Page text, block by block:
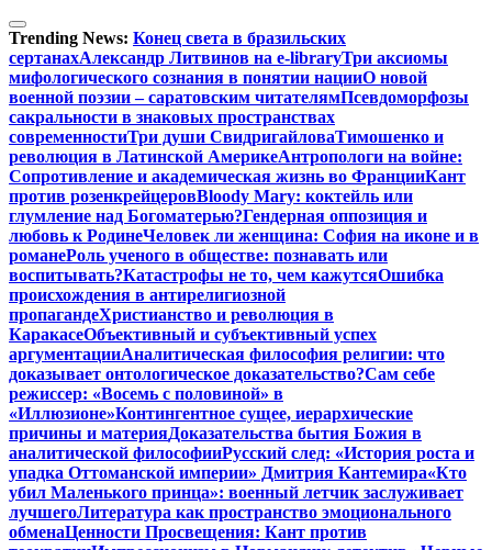
Перейти
к
содержимому
Trending News: Конец света в бразильских
сертанахАлександр Литвинов на e-libraryТри аксиомы
мифологического сознания в понятии нацииО новой
военной поэзии – саратовским читателямПсевдоморфозы
сакральности в знаковых пространствах
современностиТри души СвидригайловаТимошенко и
революция в Латинской АмерикеАнтропологи на войне:
Сопротивление и академическая жизнь во ФранцииКант
против розенкрейцеровBloody Mary: коктейль или
глумление над Богоматерью?Гендерная оппозиция и
любовь к РодинеЧеловек ли женщина: София на иконе и в
романеРоль ученого в обществе: познавать или
воспитывать?Катастрофы не то, чем кажутсяОшибка
происхождения в антирелигиозной
пропагандеХристианство и революция в
КаракасеОбъективный и субъективный успех
аргументацииАналитическая философия религии: что
доказывает онтологическое доказательство?Сам себе
режиссер: «Восемь с половиной» в
«Иллюзионе»Контингентное сущее, иерархические
причины и материяДоказательства бытия Божия в
аналитической философииРусский след: «История роста и
упадка Оттоманской империи» Дмитрия Кантемира«Кто
убил Маленького принца»: военный летчик заслуживает
лучшегоЛитература как пространство эмоционального
обменаЦенности Просвещения: Кант против